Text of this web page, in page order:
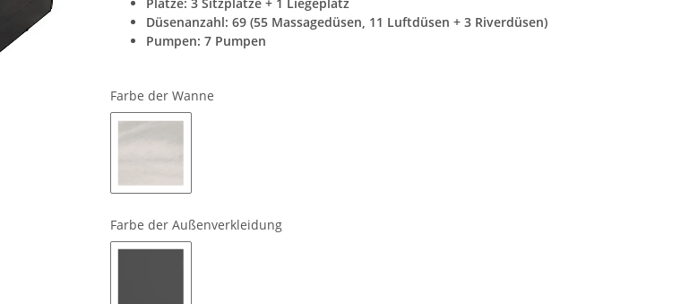
Düsenanzahl: 69 (55 Massagedüsen, 11 Luftdüsen + 3 Riverdüsen)
Pumpen: 7 Pumpen
Farbe der Wanne
Farbe der Außenverkleidung